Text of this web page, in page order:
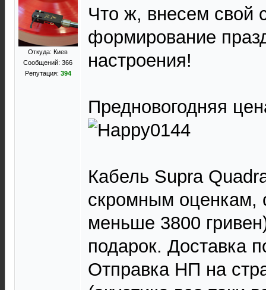
Откуда: Киев
Сообщений: 366
Репутация: 394
Что ж, внесем свой
формирование
настроения!
Предновогодняя
Кабель Supra
скромным оценкам,
меньше 3800
подарок. Доставка
Отправка НП на